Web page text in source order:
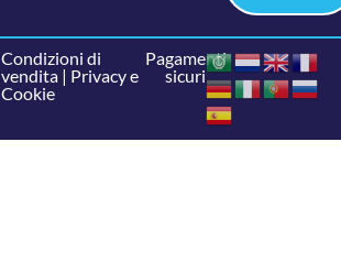
Condizioni di
vendita| Privacy e
Cookie
Pagamenti
sicuri